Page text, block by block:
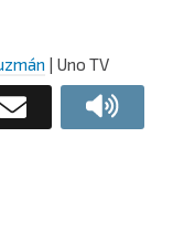
| Uno TV